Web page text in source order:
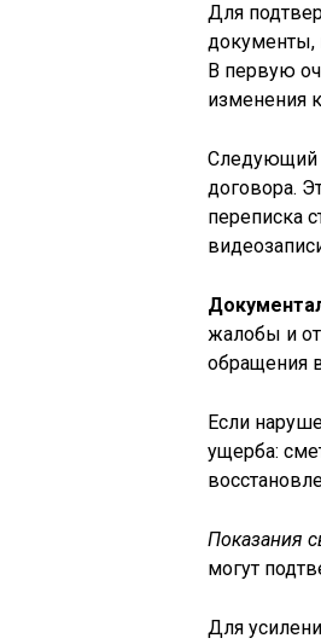
Для
документы,
В первую
изменения
Следующий
договора.
переписка
жалобы и
обращения
Если
ущерба:
Показания
могут
Для